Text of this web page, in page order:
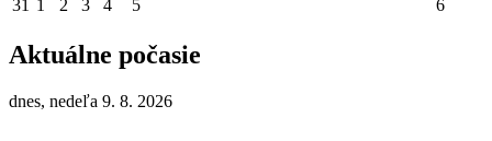
31 1 2 3 4 5 6
Aktuálne počasie
dnes, nedeľa 9. 8. 2026